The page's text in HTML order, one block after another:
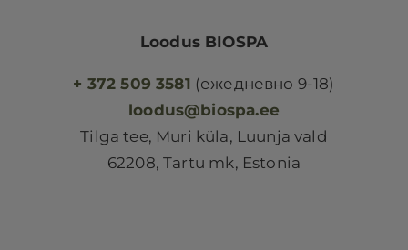
Loodus BIOSPA
+ 372 509 3581 (ежедневно 9-18)
loodus@biospa.ee
Tilga tee, Muri küla, Luunja vald
62208, Tartu mk, Estonia